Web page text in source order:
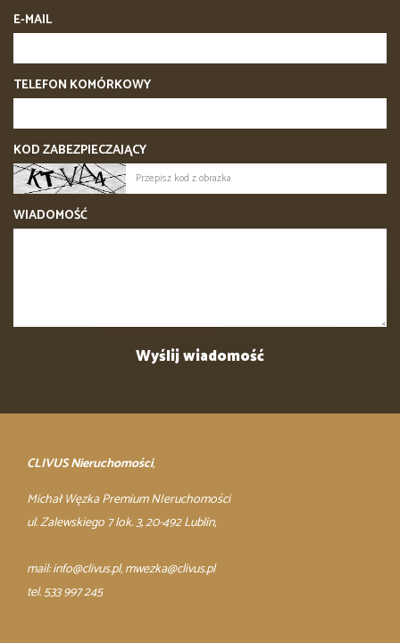
E-MAIL
TELEFON KOMÓRKOWY
KOD ZABEZPIECZAJĄCY
WIADOMOŚĆ
CLIVUS Nieruchomości,
Michał Węzka Premium NIeruchomości
ul. Zalewskiego 7 lok. 3, 20-492 Lublin,
mail:info@clivus.pl, mwezka@clivus.pl
tel. 533 997 245